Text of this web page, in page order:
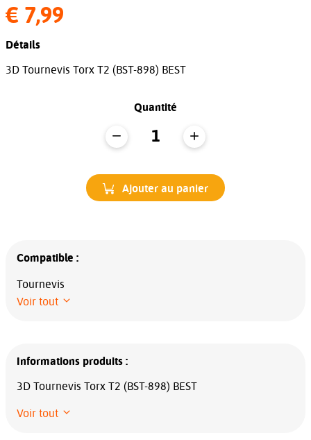
€ 7,99
Détails
3D Tournevis Torx T2 (BST-898) BEST
Quantité
Ajouter au panier
Compatible :
Tournevis
Voir tout
Informations produits :
3D Tournevis Torx T2 (BST-898) BEST
Voir tout